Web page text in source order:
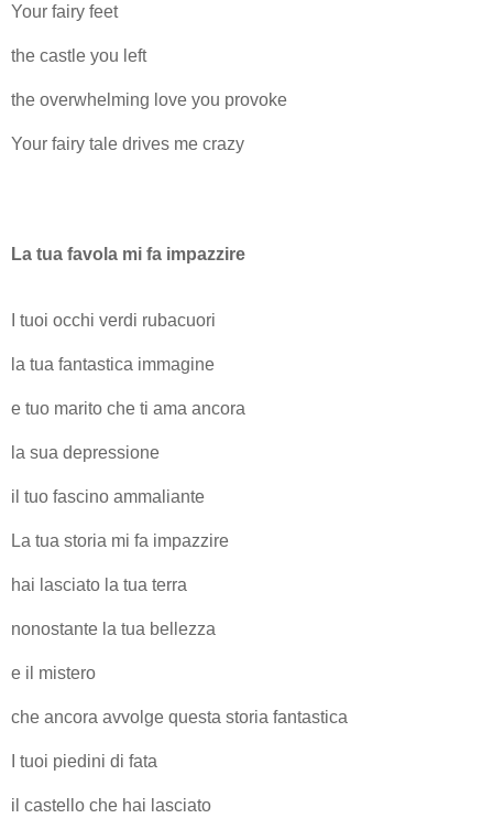
Your fairy feet
the castle you left
the overwhelming love you provoke
Your fairy tale drives me crazy
La tua favola mi fa impazzire
I tuoi occhi verdi rubacuori
la tua fantastica immagine
e tuo marito che ti ama ancora
la sua depressione
il tuo fascino ammaliante
La tua storia mi fa impazzire
hai lasciato la tua terra
nonostante la tua bellezza
e il mistero
che ancora avvolge questa storia fantastica
I tuoi piedini di fata
il castello che hai lasciato